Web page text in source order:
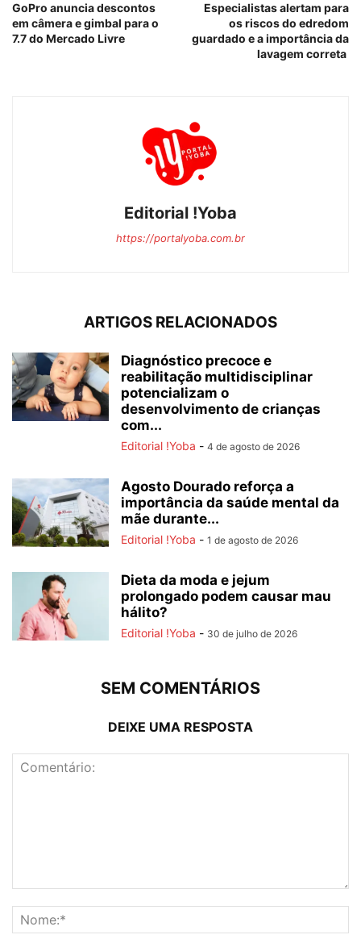
GoPro anuncia descontos
em câmera e gimbal para o
7.7 do Mercado Livre
Especialistas alertam para
os riscos do edredom
guardado e a importância da
lavagem correta
Editorial !Yoba
https://portalyoba.com.br
ARTIGOS RELACIONADOS
Diagnóstico precoce e
reabilitação multidisciplinar
potencializam o
desenvolvimento de crianças
com...
Editorial !Yoba - 4 de agosto de 2026
Agosto Dourado reforça a
importância da saúde mental da
mãe durante...
Editorial !Yoba - 1 de agosto de 2026
Dieta da moda e jejum
prolongado podem causar mau
hálito?
Editorial !Yoba - 30 de julho de 2026
SEM COMENTÁRIOS
DEIXE UMA RESPOSTA